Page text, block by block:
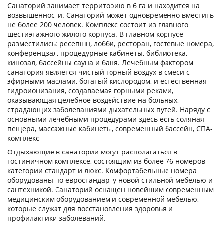
Санаторий занимает территорию в 6 га и находится на
возвышенности. Санаторий может одновременно вместить
не более 200 человек. Комплекс состоит из главного
шестиэтажного жилого корпуса. В главном корпусе
разместились: ресепшн, лобби, ресторан, гостевые номера,
конференцзал, процедурные кабинеты, библиотека,
кинозал, бассейны сауна и баня. Лечебным фактором
санатория является чистый горный воздух в смеси с
эфирными маслами, богатый кислородом, и естественная
гидроионизация, создаваемая горными реками,
оказывающая целебное воздействие на больных,
страдающих заболеваниями дыхательных путей. Наряду с
основными лечебными процедурами здесь есть соляная
пещера, массажные кабинеты, современный бассейн, СПА-
комплекс
Отдыхающие в санатории могут располагаться в
гостиничном комплексе, состоящим из более 76 номеров
категории стандарт и люкс. Комфортабельные номера
оборудованы по евростандарту новой стильной мебелью и
сантехникой. Санаторий оснащен новейшим современным
медицинским оборудованием и современной мебелью,
которые служат для восстановления здоровья и
профилактики заболеваний.